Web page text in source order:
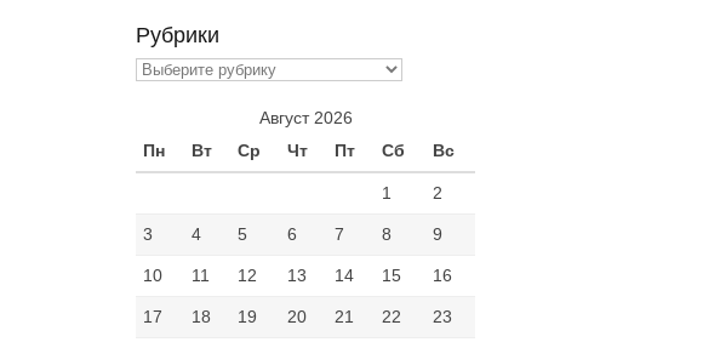
Рубрики
Рубрики
Август 2026
Пн
Вт Ср Чт Пт Сб Вс
1 2
3 4 5 6 7 8 9
10 11 12 13 14 15 16
17 18 19 20 21 22 23